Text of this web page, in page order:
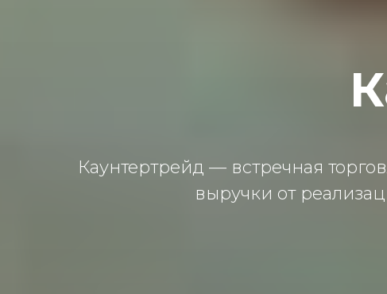
Каунтертрейд — встречная
выручки от